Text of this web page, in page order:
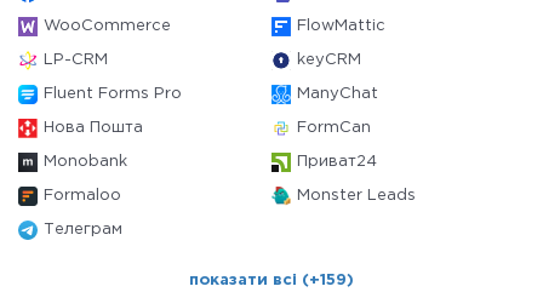
WooCommerce FlowMattic
LP-CRM keyCRM
Fluent Forms Pro ManyChat
Нова Пошта FormCan
Monobank Приват24
Formaloo Monster Leads
Телеграм
показати всі (+159)